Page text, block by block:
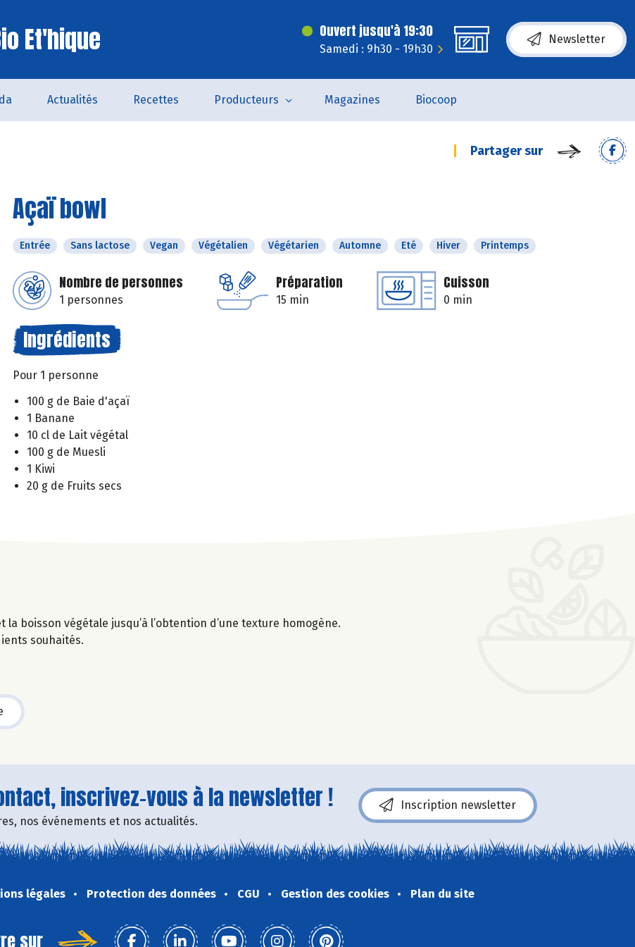
Et'hique Ouvert jusqu'à 19:30
Samedi : 9h30 - 19h30
Newsletter
Actualités Recettes Producteurs Magazines Biocoop
Partager sur
Açaï bowl
Entrée Sans lactose Vegan Végétalien Végétarien Automne Eté Hiver Printemps
Nombre de personnes
1 personnes
Préparation
15 min
Cuisson
0 min
Ingrédients
Pour 1 personne
100 g de Baie d'açaï
1 Banane
10 cl de Lait végétal
100 g de Muesli
1 Kiwi
20 g de Fruits secs
la boisson végétale jusqu’à l’obtention d’une texture homogène.
souhaités.
inscrivez-vous à la newsletter !
nos événements et nos actualités.
Inscription newsletter
légales Protection des données CGU Gestion des cookies Plan du site
sur